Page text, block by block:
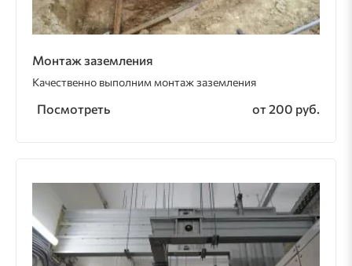
Монтаж заземления
Качественно выполним монтаж заземления
Посмотреть от 200 руб.